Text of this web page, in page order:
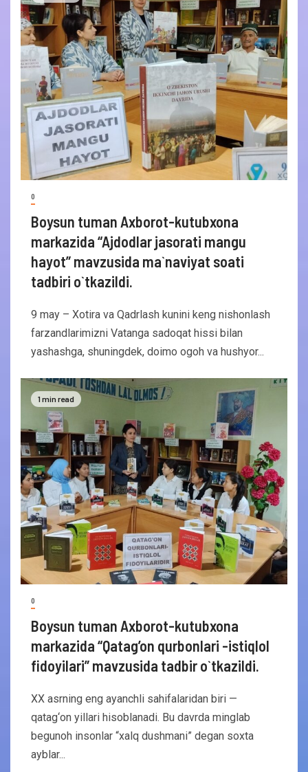
0
Boysun tuman Axborot-kutubxona
markazida “Ajdodlar jasorati mangu
hayot” mavzusida ma`naviyat soati
tadbiri o`tkazildi.
9 may – Xotira va Qadrlash kunini keng nishonlash
farzandlarimizni Vatanga sadoqat hissi bilan
yashashga, shuningdek, doimo ogoh va hushyor...
1 min read
0
Boysun tuman Axborot-kutubxona
markazida “Qatag’on qurbonlari -istiqlol
fidoyilari” mavzusida tadbir o`tkazildi.
XX asrning eng ayanchli sahifalaridan biri —
qatag‘on yillari hisoblanadi. Bu davrda minglab
begunoh insonlar “xalq dushmani” degan soxta
ayblar...